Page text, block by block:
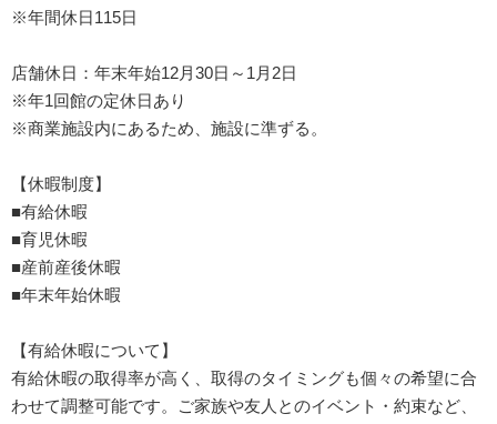
※年間休日115日
店舗休日：年末年始12月30日～1月2日
※年1回館の定休日あり
※商業施設内にあるため、施設に準ずる。
【休暇制度】
■有給休暇
■育児休暇
■産前産後休暇
■年末年始休暇
【有給休暇について】
有給休暇の取得率が高く、取得のタイミングも個々の希望に合
わせて調整可能です。ご家族や友人とのイベント・約束など、